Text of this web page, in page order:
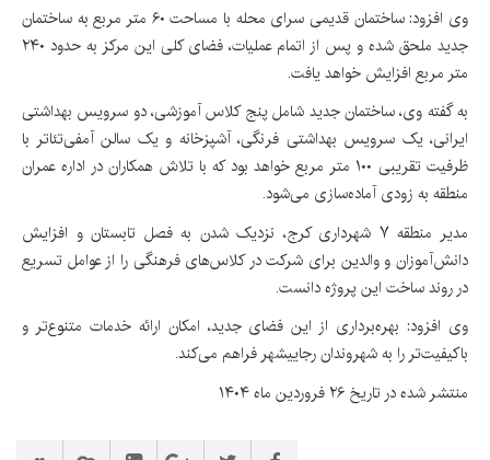
وی افزود: ساختمان قدیمی سرای محله با مساحت ۶۰ متر مربع به ساختمان
جدید ملحق شده و پس از اتمام عملیات، فضای کلی این مرکز به حدود ۲۴۰
متر مربع افزایش خواهد یافت.
به گفته وی، ساختمان جدید شامل پنج کلاس آموزشی، دو سرویس بهداشتی
ایرانی، یک سرویس بهداشتی فرنگی، آشپزخانه و یک سالن آمفی‌تئاتر با
ظرفیت تقریبی ۱۰۰ متر مربع خواهد بود که با تلاش همکاران در اداره عمران
منطقه به زودی آماده‌سازی می‌شود.
مدیر منطقه ۷ شهرداری کرج، نزدیک شدن به فصل تابستان و افزایش
دانش‌آموزان و والدین برای شرکت در کلاس‌های فرهنگی را از عوامل تسریع
در روند ساخت این پروژه دانست.
وی افزود: بهره‌برداری از این فضای جدید، امکان ارائه خدمات متنوع‌تر و
باکیفیت‌تر را به شهروندان رجاییشهر فراهم می‌کند.
منتشر شده در تاریخ ۲۶ فروردین ماه ۱۴۰۴